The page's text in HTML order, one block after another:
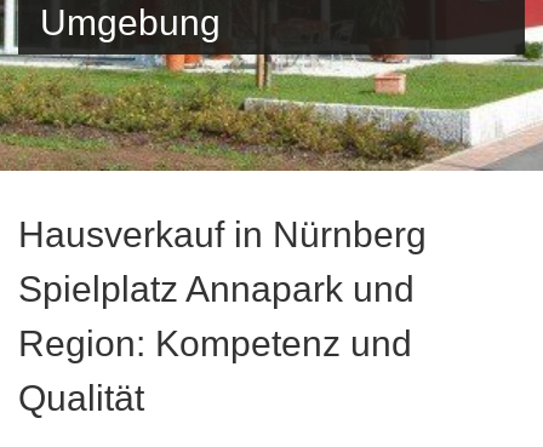
Umgebung
Hausverkauf in Nürnberg
Spielplatz Annapark und
Region: Kompetenz und
Qualität